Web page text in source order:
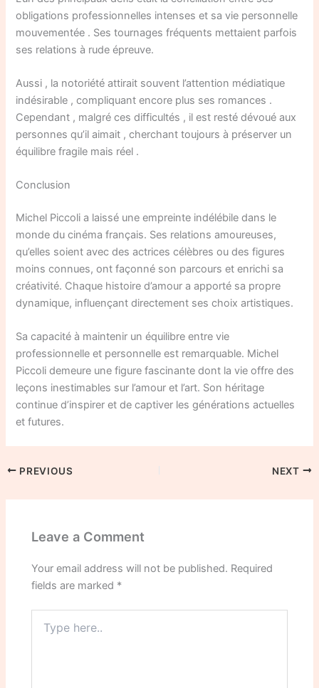
obligations professionnelles intenses et sa vie personnelle
mouvementée . Ses tournages fréquents mettaient parfois
ses relations à rude épreuve.
Aussi , la notoriété attirait souvent l’attention médiatique
indésirable , compliquant encore plus ses romances .
Cependant , malgré ces difficultés , il est resté dévoué aux
personnes qu’il aimait , cherchant toujours à préserver un
équilibre fragile mais réel .
Conclusion
Michel Piccoli a laissé une empreinte indélébile dans le
monde du cinéma français. Ses relations amoureuses,
qu’elles soient avec des actrices célèbres ou des figures
moins connues, ont façonné son parcours et enrichi sa
créativité. Chaque histoire d’amour a apporté sa propre
dynamique, influençant directement ses choix artistiques.
Sa capacité à maintenir un équilibre entre vie
professionnelle et personnelle est remarquable. Michel
Piccoli demeure une figure fascinante dont la vie offre des
leçons inestimables sur l’amour et l’art. Son héritage
continue d’inspirer et de captiver les générations actuelles
et futures.
PREVIOUS NEXT
Leave a Comment
Your email address will not be published. Required
fields are marked *
here..